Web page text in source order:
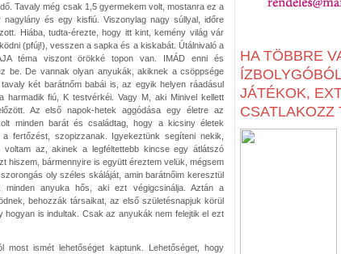
Tavaly még csak 1,5 gyermekem volt, mostanra ez a
és egy kisfiú. Viszonylag nagy súllyal, időre
Hiába, tudta-érezte, hogy itt kint, kemény világ vár
(pfúj!), vesszen a sapka és a kiskabát. Útálnivaló a
téma viszont örökké topon van. IMÁD enni és
be. De vannak olyan anyukák, akiknek a csöppsége
két barátnőm babái is, az egyik helyen ráadásul
harmadik fiú, K testvérkéi. Vagy M, aki Minivel kellett
Az első napok-hetek aggódása egy életre az
minden barát és családtag, hogy a kicsiny életek
fertőzést, szopizzanak. Igyekeztünk segíteni nekik,
voltam az, akinek a legféltettebb kincse egy átlátszó
hiszem, bármennyire is együtt éreztem velük, mégsem
oly széles skáláját, amin barátnőim keresztül
minden anyuka hős, aki ezt végigcsinálja. Aztán a
behozzák társaikat, az első születésnapjuk körül
hogyan is indultak. Csak az anyukák nem felejtik el ezt
most ismét lehetőséget kaptunk. Lehetőséget, hogy
HA TÖBBRE
JÁTÉKOK,
CSATLAKOZZ